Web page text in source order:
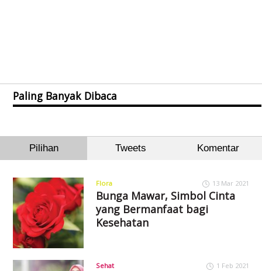
Paling Banyak Dibaca
Pilihan Tweets Komentar
Flora 13 Mar 2021
Bunga Mawar, Simbol Cinta
yang Bermanfaat bagi
Kesehatan
Sehat 1 Feb 2021